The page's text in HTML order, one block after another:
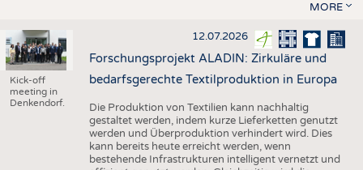
MORE
Kick-off
meeting in
Denkendorf.
12.07.2026
Forschungsprojekt ALADIN: Zirkuläre und
bedarfsgerechte Textilproduktion in Europa
Die Produktion von Textilien kann nachhaltig
gestaltet werden, indem kurze Lieferketten genutzt
werden und Überproduktion verhindert wird. Dies
kann bereits heute erreicht werden, wenn
bestehende Infrastrukturen intelligent vernetzt und